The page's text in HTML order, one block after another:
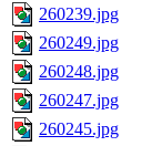
260239.jpg
260249.jpg
260248.jpg
260247.jpg
260245.jpg